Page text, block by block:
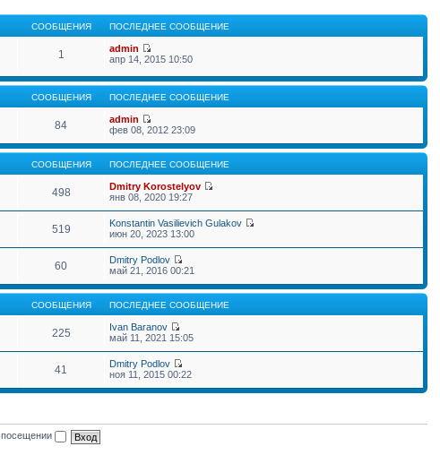
СООБЩЕНИЯ ПОСЛЕДНЕЕ СООБЩЕНИЕ
1
admin
апр 14, 2015 10:50
СООБЩЕНИЯ ПОСЛЕДНЕЕ СООБЩЕНИЕ
84
admin
фев 08, 2012 23:09
СООБЩЕНИЯ ПОСЛЕДНЕЕ СООБЩЕНИЕ
498
Dmitry Korostelyov
янв 08, 2020 19:27
519
Konstantin Vasilievich Gulakov
июн 20, 2023 13:00
60
Dmitry Podlov
май 21, 2016 00:21
СООБЩЕНИЯ ПОСЛЕДНЕЕ СООБЩЕНИЕ
225
Ivan Baranov
май 11, 2021 15:05
41
Dmitry Podlov
ноя 11, 2015 00:22
посещении